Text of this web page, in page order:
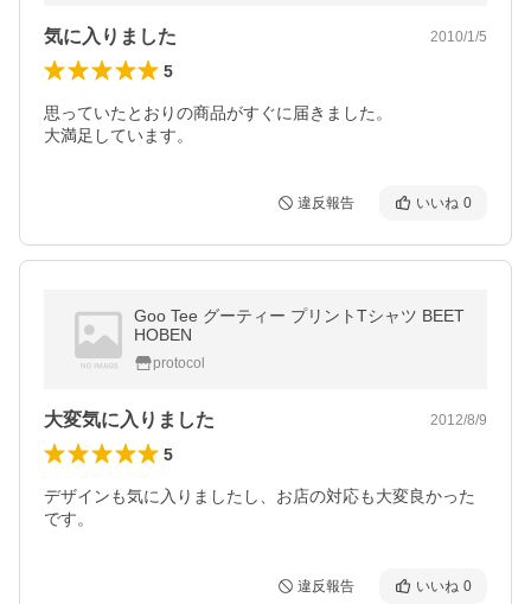
気に入りました 2010/1/5
5
思っていたとおりの商品がすぐに届きました。
大満足しています。
違反報告 いいね 0
Goo Tee グーティー プリントTシャツ BEET
HOBEN
protocol
大変気に入りました 2012/8/9
5
デザインも気に入りましたし、お店の対応も大変良かった
です。
違反報告 いいね 0